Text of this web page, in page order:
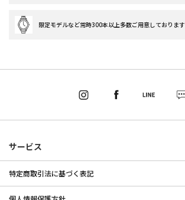
限定モデルなど常時300本以上多数ご用意しております
サービス
特定商取引法に基づく表記